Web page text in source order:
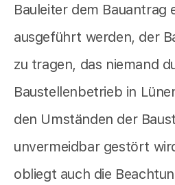
Bauleiter dem Bauantrag
ausgeführt werden, der
zu tragen, das niemand
Baustellenbetrieb in
den Umständen der
unvermeidbar gestört
obliegt auch die